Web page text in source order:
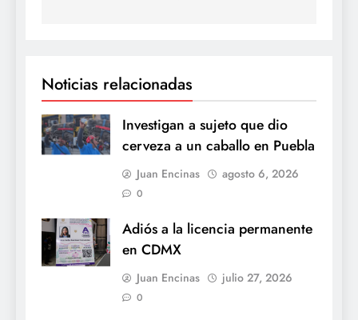
Noticias relacionadas
Investigan a sujeto que dio
cerveza a un caballo en Puebla
Juan Encinas agosto 6, 2026
0
Adiós a la licencia permanente
en CDMX
Juan Encinas julio 27, 2026
0